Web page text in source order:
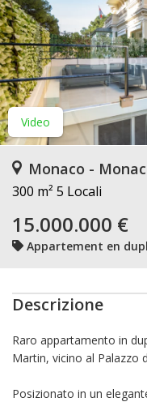
Video
Monaco -
300 m² 5 Locali
15.000.000 €
Appartement en
Descrizione
Raro appartamento in
Martin, vicino al Palazzo
Posizionato in un